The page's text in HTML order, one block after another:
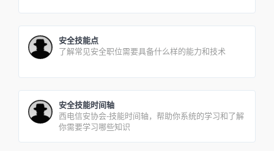
安全技能点
了解常见安全职位需要具备什么样的能力和技术
安全技能时间轴
西电信安协会-技能时间轴，帮助你系统的学习和了解
你需要学习哪些知识